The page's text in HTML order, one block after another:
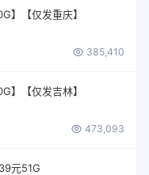
】【仅发重庆】
385,410
】【仅发吉林】
473,093
元51G